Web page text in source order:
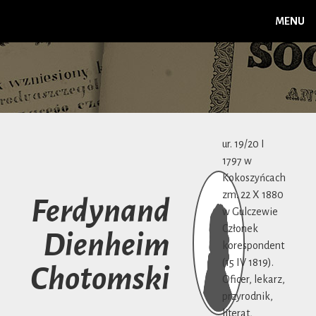
MENU
Ferdynand
Dienheim
Chotomski
ur. 19/20 I
1797 w
Kokoszyńcach
zm. 22 X 1880
w Gulczewie
Członek
korespondent
(15 IV 1819).
Oficer, lekarz,
przyrodnik,
literat,